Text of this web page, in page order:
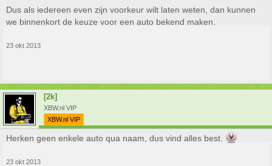
- Dominator
- Buffalo
- Sultan
Deze auto's zijn allemaal te vinden in Los Santos en kun je zonder
Dus als iedereen even zijn voorkeur wilt laten weten, dan kunnen
we binnenkort de keuze voor een auto bekend maken.
23 okt 2013
[2k]
XBW.nl VIP
XBW.nl VIP
Herken geen enkele auto qua naam, dus vind alles best.
23 okt 2013